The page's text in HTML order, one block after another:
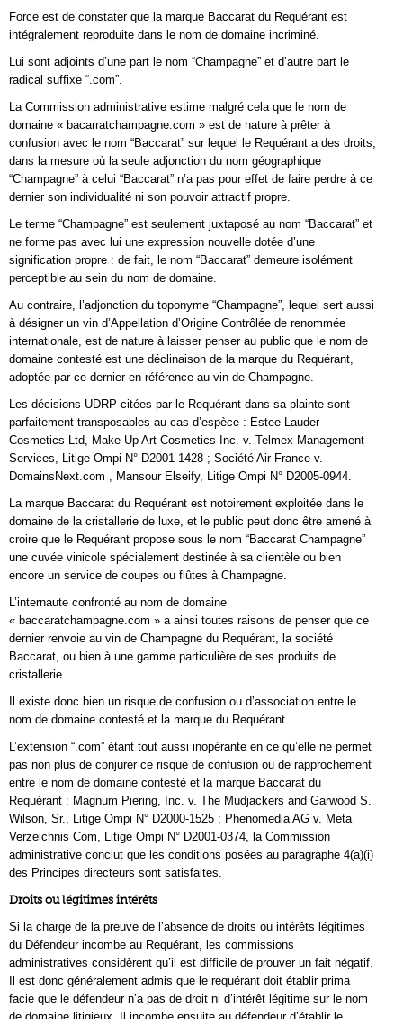
Force est de constater que la marque Baccarat du Requérant est
intégralement reproduite dans le nom de domaine incriminé.
Lui sont adjoints d’une part le nom “Champagne” et d’autre part le
radical suffixe “.com”.
La Commission administrative estime malgré cela que le nom de
domaine « bacarratchampagne.com » est de nature à prêter à
confusion avec le nom “Baccarat” sur lequel le Requérant a des droits,
dans la mesure où la seule adjonction du nom géographique
“Champagne” à celui “Baccarat” n’a pas pour effet de faire perdre à ce
dernier son individualité ni son pouvoir attractif propre.
Le terme “Champagne” est seulement juxtaposé au nom “Baccarat” et
ne forme pas avec lui une expression nouvelle dotée d’une
signification propre : de fait, le nom “Baccarat” demeure isolément
perceptible au sein du nom de domaine.
Au contraire, l’adjonction du toponyme “Champagne”, lequel sert aussi
à désigner un vin d’Appellation d’Origine Contrôlée de renommée
internationale, est de nature à laisser penser au public que le nom de
domaine contesté est une déclinaison de la marque du Requérant,
adoptée par ce dernier en référence au vin de Champagne.
Les décisions UDRP citées par le Requérant dans sa plainte sont
parfaitement transposables au cas d’espèce : Estee Lauder
Cosmetics Ltd, Make-Up Art Cosmetics Inc. v. Telmex Management
Services, Litige Ompi N° D2001-1428 ; Société Air France v.
DomainsNext.com , Mansour Elseify, Litige Ompi N° D2005-0944.
La marque Baccarat du Requérant est notoirement exploitée dans le
domaine de la cristallerie de luxe, et le public peut donc être amené à
croire que le Requérant propose sous le nom “Baccarat Champagne”
une cuvée vinicole spécialement destinée à sa clientèle ou bien
encore un service de coupes ou flûtes à Champagne.
L’internaute confronté au nom de domaine
« baccaratchampagne.com » a ainsi toutes raisons de penser que ce
dernier renvoie au vin de Champagne du Requérant, la société
Baccarat, ou bien à une gamme particulière de ses produits de
cristallerie.
Il existe donc bien un risque de confusion ou d’association entre le
nom de domaine contesté et la marque du Requérant.
L’extension “.com” étant tout aussi inopérante en ce qu’elle ne permet
pas non plus de conjurer ce risque de confusion ou de rapprochement
entre le nom de domaine contesté et la marque Baccarat du
Requérant : Magnum Piering, Inc. v. The Mudjackers and Garwood S.
Wilson, Sr., Litige Ompi N° D2000-1525 ; Phenomedia AG v. Meta
Verzeichnis Com, Litige Ompi N° D2001-0374, la Commission
administrative conclut que les conditions posées au paragraphe 4(a)(i)
des Principes directeurs sont satisfaites.
Droits ou légitimes intérêts
Si la charge de la preuve de l’absence de droits ou intérêts légitimes
du Défendeur incombe au Requérant, les commissions
administratives considèrent qu’il est difficile de prouver un fait négatif.
Il est donc généralement admis que le requérant doit établir prima
facie que le défendeur n’a pas de droit ni d’intérêt légitime sur le nom